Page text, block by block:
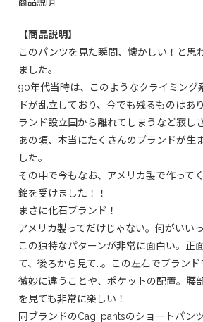
商品説明
【商品説明】
このパンツを見た瞬間、懐かしい！と思
ました。
90年代当時は、このようなクライミング
ドが乱立しており、今でも残るものはあ
ランド設立国から離れてしまうなど寂し
あの頃、本当にたくさんのブランドが生
した。
その中で今もなお、アメリカ製で作って
銘を受けました！！
まさに化石ブランド！
アメリカ製ってだけじゃない。何がいい
この独特なパターンが非常に面白い。正
て、後ろから見て…。この左右でブラン
微妙に違うことや、ポケットの配置。腰
を見ても非常に楽しい！
同ブランドのCagi pantsのショートパン